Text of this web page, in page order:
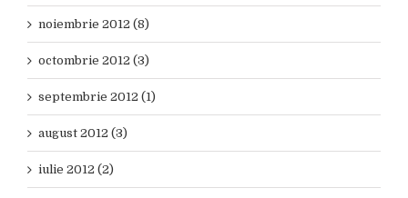
noiembrie 2012 (8)
octombrie 2012 (3)
septembrie 2012 (1)
august 2012 (3)
iulie 2012 (2)